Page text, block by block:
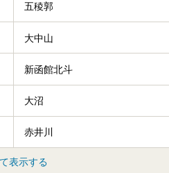
五稜郭
大中山
新函館北斗
大沼
赤井川
表示する